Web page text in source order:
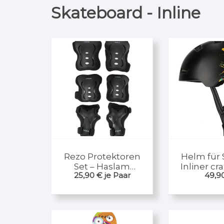
Skateboard - Inline
Rezo Protektoren
Set – Haslam
Größe S bis L
25,90 € je Paar
Helm für
Inliner